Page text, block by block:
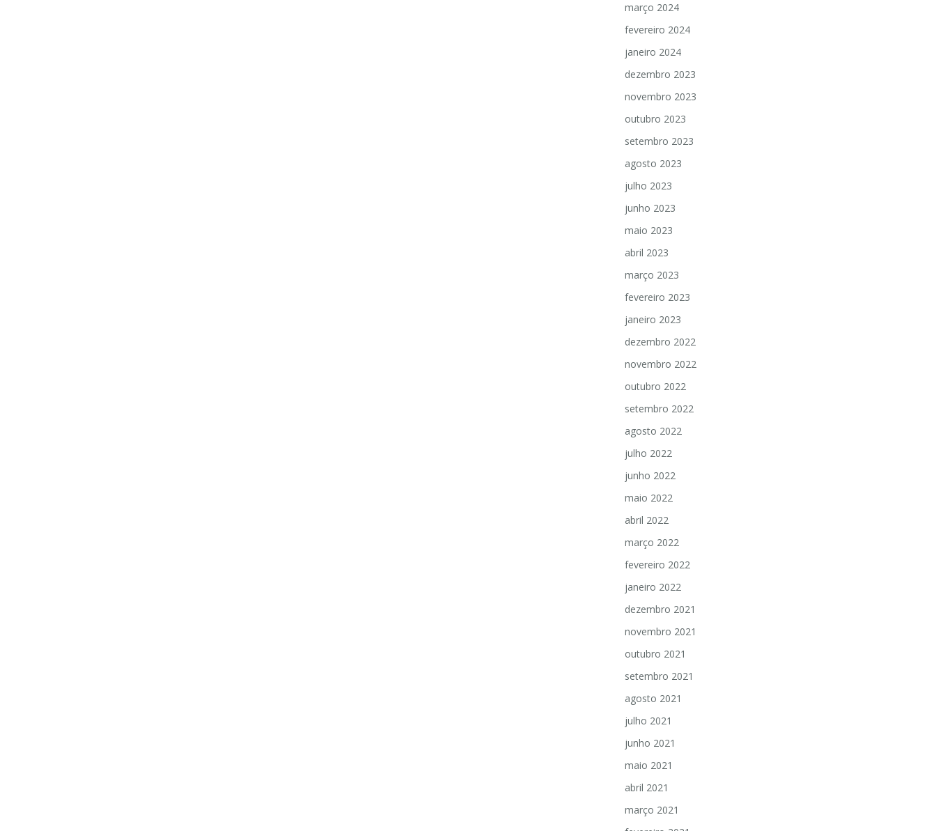
março 2024
fevereiro 2024
janeiro 2024
dezembro 2023
novembro 2023
outubro 2023
setembro 2023
agosto 2023
julho 2023
junho 2023
maio 2023
abril 2023
março 2023
fevereiro 2023
janeiro 2023
dezembro 2022
novembro 2022
outubro 2022
setembro 2022
agosto 2022
julho 2022
junho 2022
maio 2022
abril 2022
março 2022
fevereiro 2022
janeiro 2022
dezembro 2021
novembro 2021
outubro 2021
setembro 2021
agosto 2021
julho 2021
junho 2021
maio 2021
abril 2021
março 2021